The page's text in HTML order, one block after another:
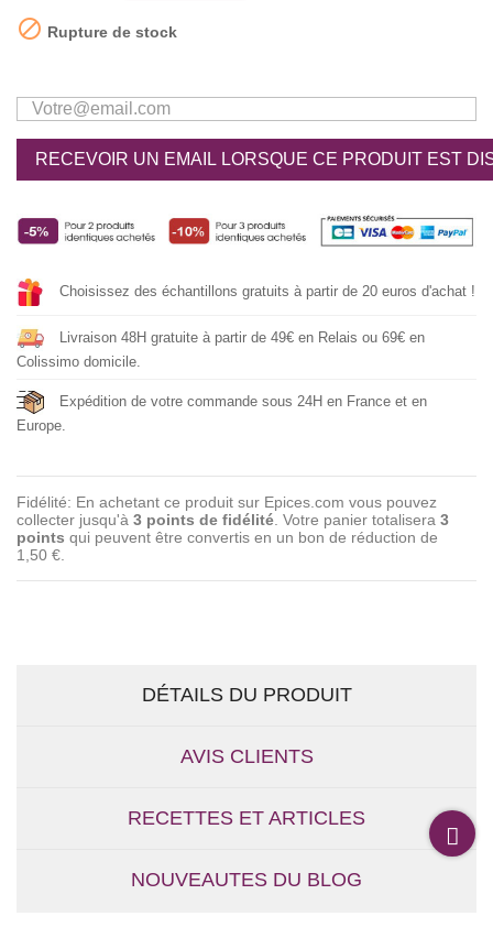
 Rupture de stock
RECEVOIR UN EMAIL LORSQUE CE PRODUIT EST
Choisissez des échantillons gratuits à partir de 20 euros d'achat !
Livraison 48H gratuite à partir de 49€ en Relais ou 69€ en
Colissimo domicile.
Expédition de votre commande sous 24H en France et en
Europe.
Fidélité: En achetant ce produit sur Epices.com vous pouvez
collecter jusqu'à 3 points de fidélité . Votre panier totalisera 3
points qui peuvent être convertis en un bon de réduction de
1,50 €
DÉTAILS DU PRODUIT
AVIS CLIENTS
RECETTES ET ARTICLES
NOUVEAUTES DU BLOG